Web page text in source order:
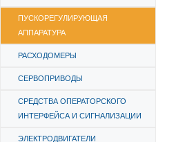
ПУСКОРЕГУЛИРУЮЩАЯ
АППАРАТУРА
РАСХОДОМЕРЫ
СЕРВОПРИВОДЫ
СРЕДСТВА ОПЕРАТОРСКОГО
ИНТЕРФЕЙСА И СИГНАЛИЗАЦИИ
ЭЛЕКТРОДВИГАТЕЛИ